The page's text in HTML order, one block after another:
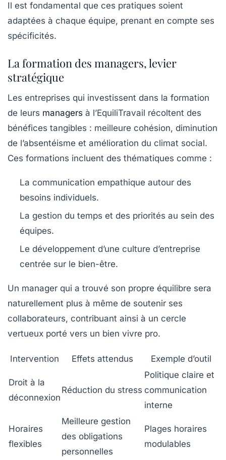
Il est fondamental que ces pratiques soient
adaptées à chaque équipe, prenant en compte ses
spécificités.
La formation des managers, levier
stratégique
Les entreprises qui investissent dans la formation
de leurs managers à l’EquiliTravail récoltent des
bénéfices tangibles : meilleure cohésion, diminution
de l’absentéisme et amélioration du climat social.
Ces formations incluent des thématiques comme :
La communication empathique autour des
besoins individuels.
La gestion du temps et des priorités au sein des
équipes.
Le développement d’une culture d’entreprise
centrée sur le bien-être.
Un manager qui a trouvé son propre équilibre sera
naturellement plus à même de soutenir ses
collaborateurs, contribuant ainsi à un cercle
vertueux porté vers un bien vivre pro.
Intervention Effets attendus Exemple d’outil
Droit à la
déconnexion
Réduction du stress
Politique claire et
communication
interne
Horaires
flexibles
Meilleure gestion
des obligations
personnelles
Plages horaires
modulables